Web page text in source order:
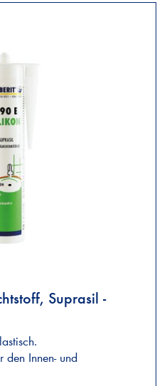
Suprasil -
den Innen- und